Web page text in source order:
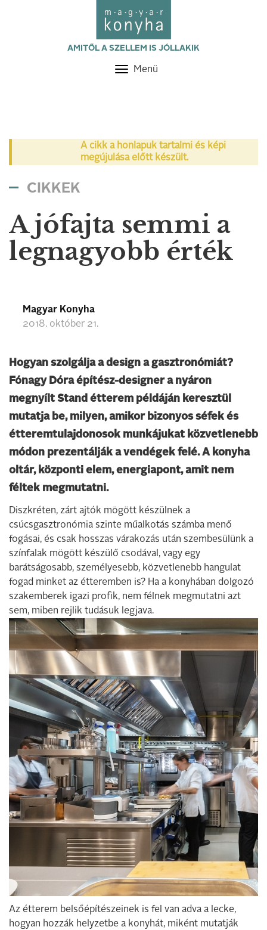
AMITŐL A SZELLEM IS JÓLLAKIK
Toggle
Menü
A cikk a honlapuk tartalmi és képi
megújulása előtt készült.
CIKKEK
A jófajta semmi a
legnagyobb érték
Magyar Konyha
2018. október 21.
Hogyan szolgálja a design a gasztronómiát?
Fónagy Dóra építész-designer a nyáron
megnyílt Stand étterem példáján keresztül
mutatja be, milyen, amikor bizonyos séfek és
étteremtulajdonosok munkájukat közvetlenebb
módon prezentálják a vendégek felé. A konyha
oltár, központi elem, energiapont, amit nem
féltek megmutatni.
Diszkréten, zárt ajtók mögött készülnek a
csúcsgasztronómia szinte műalkotás számba menő
fogásai, és csak hosszas várakozás után szembesülünk a
színfalak mögött készülő csodával, vagy egy
barátságosabb, személyesebb, közvetlenebb hangulat
fogad minket az étteremben is? Ha a konyhában dolgozó
szakemberek igazi profik, nem félnek megmutatni azt
sem, miben rejlik tudásuk legjava.
Az étterem belsőépítészeinek is fel van adva a lecke,
hogyan hozzák helyzetbe a konyhát, miként mutatják